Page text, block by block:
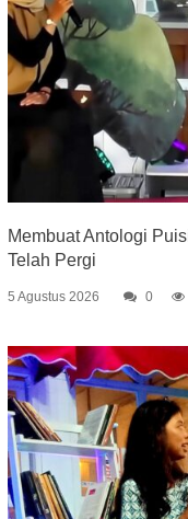
Membuat Antologi
Telah Pergi
5 Agustus 2026 0